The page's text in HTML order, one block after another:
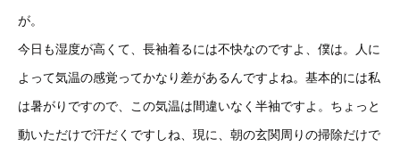
が。
今日も湿度が高くて、長袖着るには不快なのですよ、僕は。人に
よって気温の感覚ってかなり差があるんですよね。基本的には私
は暑がりですので、この気温は間違いなく半袖ですよ。ちょっと
動いただけで汗だくですしね、現に、朝の玄関周りの掃除だけで